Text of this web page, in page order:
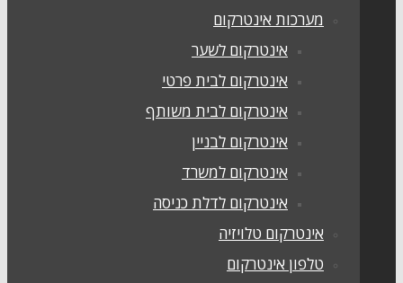
מערכות אינטרקום
אינטרקום לשער
אינטרקום לבית פרטי
אינטרקום לבית משותף
אינטרקום לבניין
אינטרקום למשרד
אינטרקום לדלת כניסה
אינטרקום טלויזיה
טלפון אינטרקום